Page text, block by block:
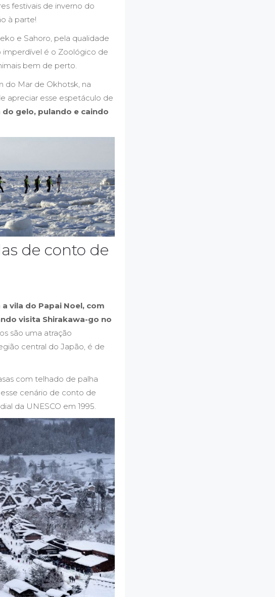
festivais de inverno do
à parte!
e Sahoro, pela qualidade
imperdível é o Zoológico de
bem de perto.
do Mar de Okhotsk, na
apreciar esse espetáculo de
do gelo, pulando e caindo
de conto de
vila do Papai Noel, com
visita Shirakawa-go no
são uma atração
central do Japão, é de
com telhado de palha
cenário de conto de
da UNESCO em 1995.